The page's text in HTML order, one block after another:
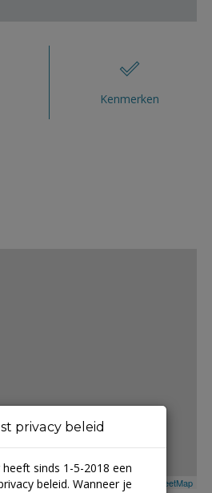
Kenmerken
Leaflet | ©Mapbox © OpenStreetMap
privacy beleid
heeft sinds 1-5-2018 een
beleid. Wanneer je